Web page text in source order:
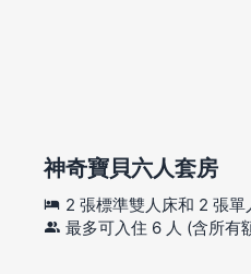
神奇寶貝六人套房
2 張標準雙人床和 2 張單
最多可入住 6 人 (含所有